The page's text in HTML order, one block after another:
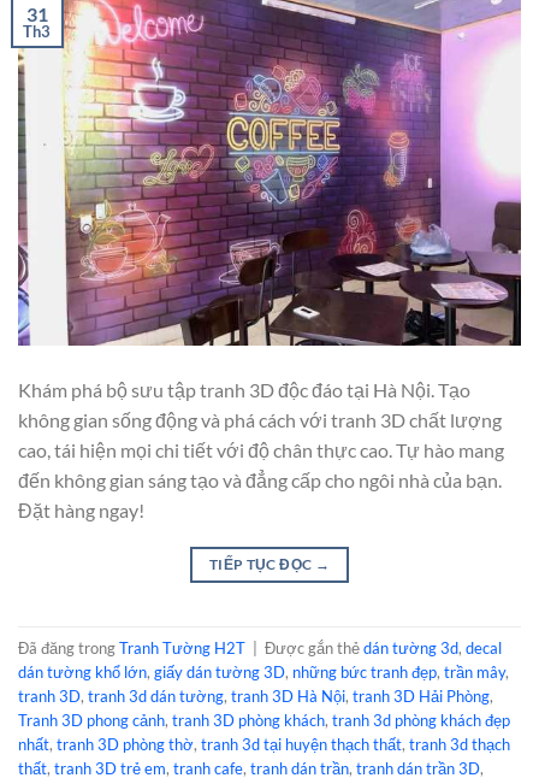
31
Th3
Khám phá bộ sưu tập tranh 3D độc đáo tại Hà Nội. Tạo
không gian sống động và phá cách với tranh 3D chất lượng
cao, tái hiện mọi chi tiết với độ chân thực cao. Tự hào mang
đến không gian sáng tạo và đẳng cấp cho ngôi nhà của bạn.
Đặt hàng ngay!
TIẾP TỤC ĐỌC →
Đã đăng trongTranh Tường H2T Được gắn thẻdán tường 3d, decal
dán tường khổ lớn, giấy dán tường 3D, những bức tranh đẹp, trần mây,
tranh 3D, tranh 3d dán tường, tranh 3D Hà Nội, tranh 3D Hải Phòng,
Tranh 3D phong cảnh, tranh 3D phòng khách, tranh 3d phòng khách đẹp
nhất, tranh 3D phòng thờ, tranh 3d tại huyện thạch thất, tranh 3d thạch
thất, tranh 3D trẻ em, tranh cafe, tranh dán trần, tranh dán trần 3D,